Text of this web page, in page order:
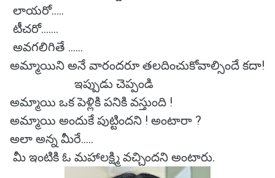
లాయరో.....
టీచరో.......
అవగలిగితే ....‌..
అమ్మాయిని అనే వారందరూ తలదించుకోవాల్సిందే కదా!
ఇప్పుడు చెప్పండి
అమ్మాయి ఒక పెళ్లికి పనికి వస్తుంది !
అమ్మాయి అందుకే పుట్టిందని ! అంటారా ?
అలా అన్న మీరే.....
మీ ఇంటికి ఓ మహాలక్ష్మి వచ్చిందని అంటారు.